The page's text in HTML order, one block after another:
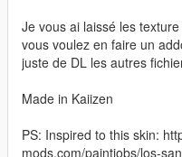
Je vous ai laissé les
vous voulez en faire un
juste de DL les autres
Made in Kaiizen
PS: Inspired to this skin:
mods.com/paintjobs/los-